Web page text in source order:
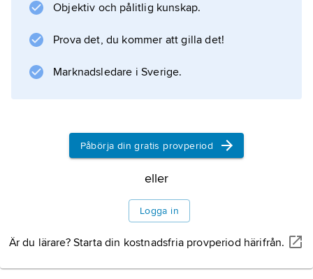
Information om artikeln
Objektiv och pålitlig kunskap.
Prova det, du kommer att gilla det!
Marknadsledare i Sverige.
Påbörja din gratis provperiod
eller
Logga in
Är du lärare? Starta din kostnadsfria provperiod härifrån.